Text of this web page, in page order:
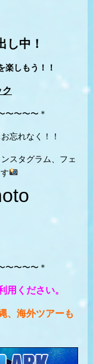
し中！
楽しもう！！
〜〜〜〜＊
忘れなく！！
スタグラム、フェ
〜〜〜〜＊
用ください。
、海外ツアーも